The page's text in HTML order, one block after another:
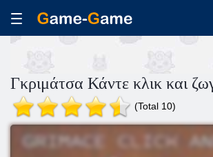
Γκριμάτσα Κάντε κλικ και
(Total 10)